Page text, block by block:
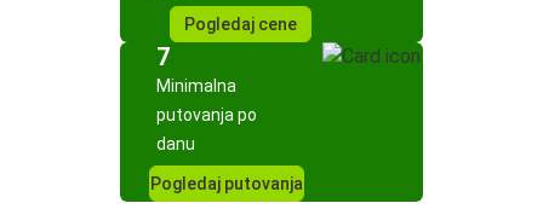
Pogledaj cene
7
Minimalna
putovanja po
danu
Pogledaj putovanja